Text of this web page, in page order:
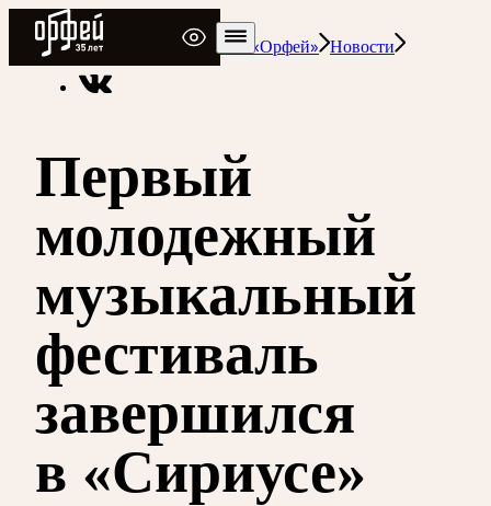
Радио Орфей
Радио классической музыки «Орфей» Новости
Первый
молодежный
музыкальный
фестиваль
завершился
в «Сириусе»